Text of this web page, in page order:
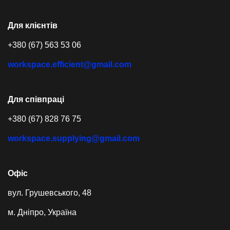
Для клієнтів
+380 (67) 563 53 06
workspace.efficient@gmail.com
Для співпраці
+380 (67) 828 76 75
workspace.supplying@gmail.com
Офіс
вул. Грушевського, 48
м. Дніпро, Україна